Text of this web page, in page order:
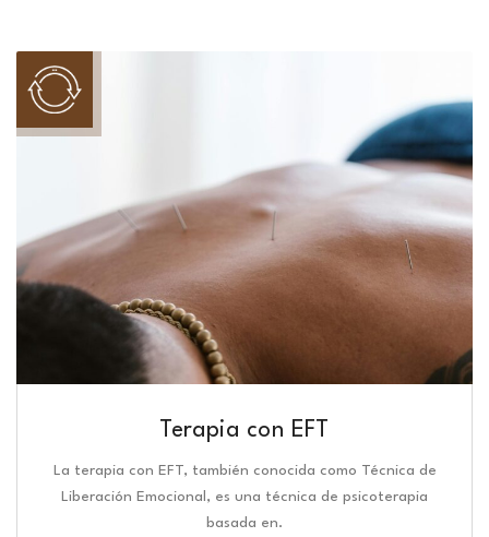
Terapia con EFT
La terapia con EFT, también conocida como Técnica de
Liberación Emocional, es una técnica de psicoterapia
basada en.